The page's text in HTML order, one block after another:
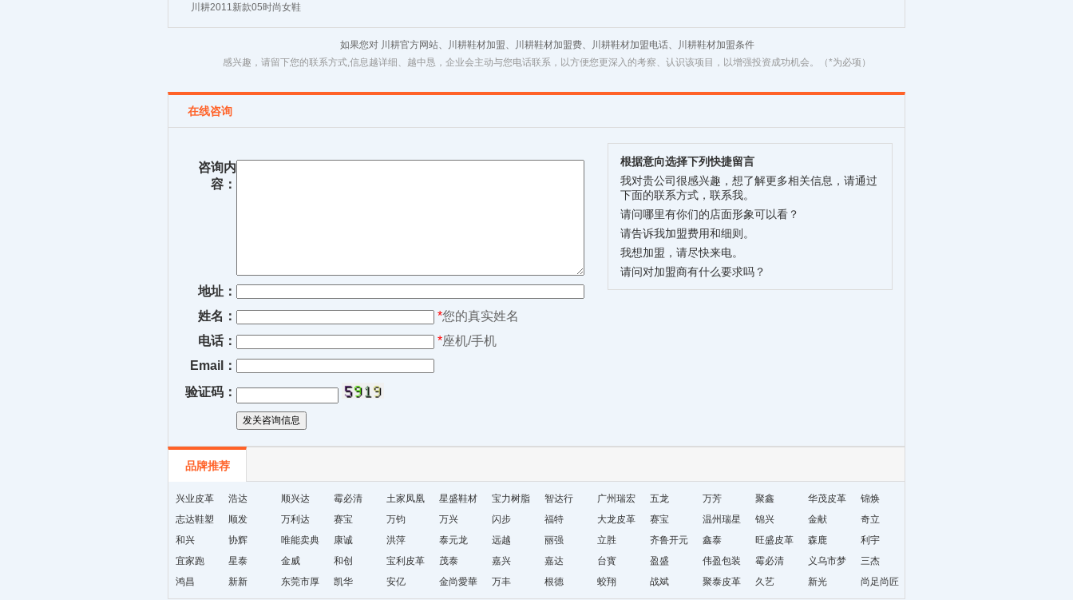
川耕2011新款05时尚女鞋
如果您对 川耕官方网站、川耕鞋材加盟、川耕鞋材加盟费、川耕鞋材加盟电话、川耕鞋材加盟条件
感兴趣，请留下您的联系方式,信息越详细、越中恳，企业会主动与您电话联系，以方便您更深入的考察、认识该项目，以增强投资成功机会。（*为必项）
在线咨询
咨询内
容：
地址：
姓名：
*您的真实姓名
电话：
*座机/手机
Email：
验证码：
根据意向选择下列快捷留言
我对贵公司很感兴趣，想了解更多相关信息，请通过
下面的联系方式，联系我。
请问哪里有你们的店面形象可以看？
请告诉我加盟费用和细则。
我想加盟，请尽快来电。
请问对加盟商有什么要求吗？
品牌推荐
兴业皮革 浩达 顺兴达 霉必清
土家凤凰
十字绣鞋
垫厂
星盛鞋材 宝力树脂 智达行
广州瑞宏
鞋材
五龙 万芳 聚鑫 华茂皮革
锦焕
志达鞋塑
顺发 万利达 赛宝 万钧 万兴 闪步 福特 大龙皮革 赛宝
温州瑞星
鞋材编织
厂
锦兴 金献
奇立
和兴
协辉 唯能卖典 康诚 洪萍 泰元龙 远越 丽强 立胜 齐鲁开元 鑫泰 旺盛皮革 森鹿
利宇
宜家跑
星泰 金威 和创 宝利皮革 茂泰 嘉兴 嘉达 台寳 盈盛 伟盈包装 霉必清
义乌市梦
妮饰品厂
三杰
鸿昌
新新
东莞市厚
凯华 安亿 金尚愛華 万丰 根德 蛟翔 战斌 聚泰皮革 久艺 新光 尚足尚匠